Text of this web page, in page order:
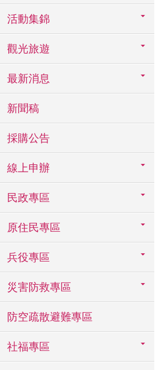
活動集錦
觀光旅遊
最新消息
新聞稿
採購公告
線上申辦
民政專區
原住民專區
兵役專區
災害防救專區
防空疏散避難專區
社福專區